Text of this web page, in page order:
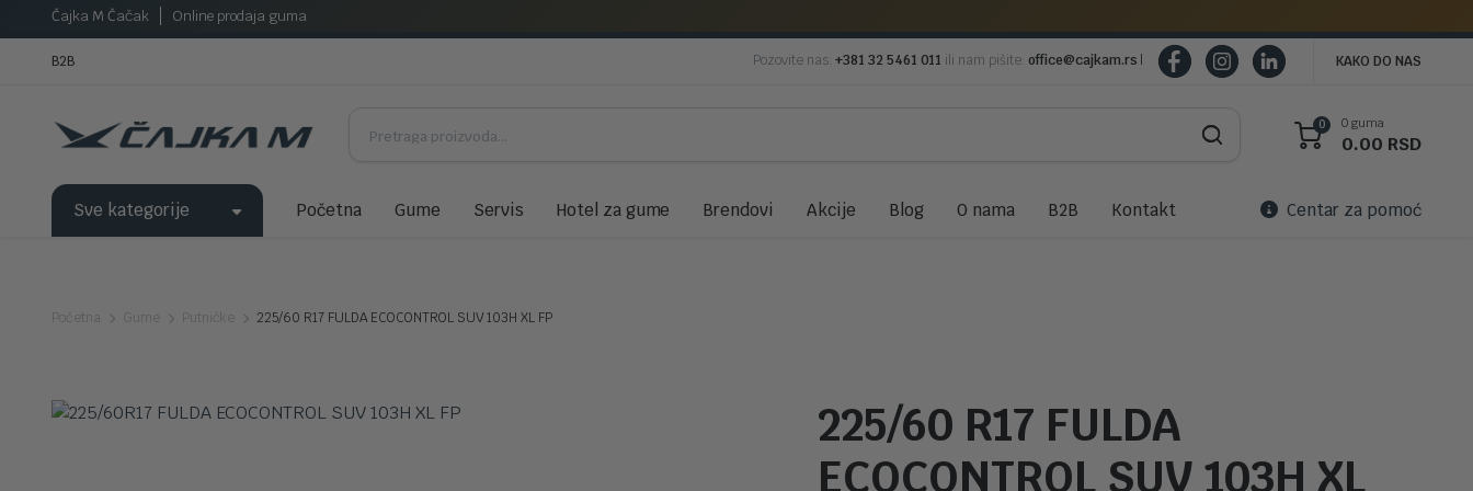
Čajka M Čačak Online prodaja guma
B2B Pozovite nas: +381 32 5461 011 ili nam pišite: office@cajkam.rs | KAKO DO NAS
0 0 guma
0.00 RSD
Sve kategorije Početna Gume Servis Hotel za gume Brendovi Akcije Blog O nama B2B Kontakt Centar za pomoć
Početna Gume Putničke 225/60 R17 FULDA ECOCONTROL SUV 103H XL FP
225/60 R17 FULDA
ECOCONTROL SUV 103H XL